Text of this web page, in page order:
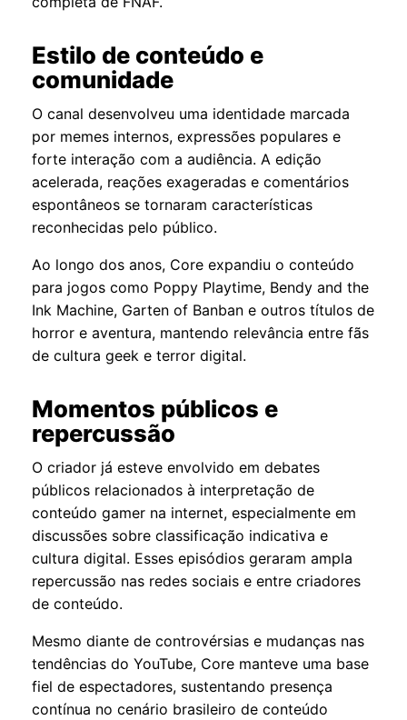
Estilo de conteúdo e
comunidade
O canal desenvolveu uma identidade marcada
por memes internos, expressões populares e
forte interação com a audiência. A edição
acelerada, reações exageradas e comentários
espontâneos se tornaram características
reconhecidas pelo público.
Ao longo dos anos, Core expandiu o conteúdo
para jogos como Poppy Playtime, Bendy and the
Ink Machine, Garten of Banban e outros títulos de
horror e aventura, mantendo relevância entre fãs
de cultura geek e terror digital.
Momentos públicos e
repercussão
O criador já esteve envolvido em debates
públicos relacionados à interpretação de
conteúdo gamer na internet, especialmente em
discussões sobre classificação indicativa e
cultura digital. Esses episódios geraram ampla
repercussão nas redes sociais e entre criadores
de conteúdo.
Mesmo diante de controvérsias e mudanças nas
tendências do YouTube, Core manteve uma base
fiel de espectadores, sustentando presença
contínua no cenário brasileiro de conteúdo